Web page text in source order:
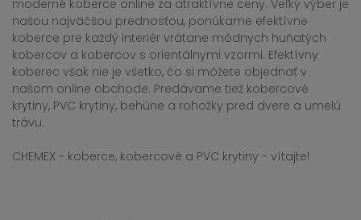
moderné koberce online za atraktívne ceny. Veľký výber je
našou najväčšou prednosťou, ponúkame efektívne
koberce pre každý interiér vrátane módnych huňatých
kobercov a kobercov s orientálnymi vzormi. Efektívny
koberec však nie je všetko, čo si môžete objednať v
našom online obchode. Predávame tiež kobercové
krytiny, PVC krytiny, behúne a rohožky pred dvere a umelú
trávu.
CHEMEX - koberce, kobercové a PVC krytiny - vítajte!